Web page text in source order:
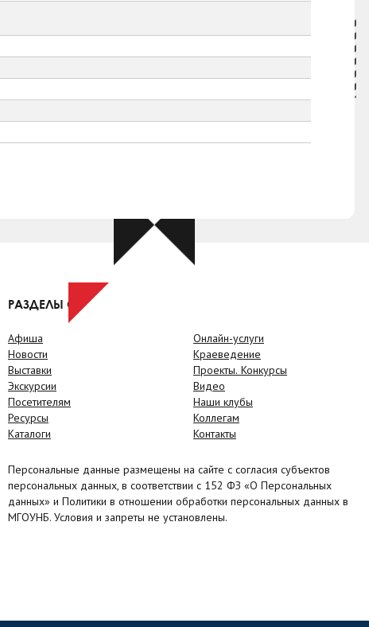
РАЗДЕЛЫ САЙТА
Афиша
Новости
Выставки
Экскурсии
Посетителям
Ресурсы
Каталоги
Онлайн-услуги
Краеведение
Проекты. Конкурсы
Видео
Наши клубы
Коллегам
Контакты
Персональные данные размещены на сайте с согласия субъектов
персональных данных, в соответствии с 152 ФЗ «О Персональных
данных» и Политики в отношении обработки персональных данных в
МГОУНБ. Условия и запреты не установлены.